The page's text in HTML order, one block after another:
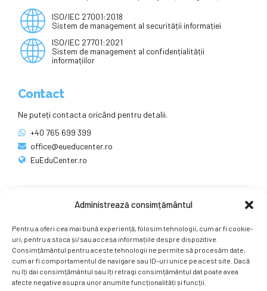
Administrează consimțământul
Pentru a oferi cea mai bună experiență, folosim tehnologii, cum ar fi cookie-
uri, pentru a stoca și/sau accesa informațiile despre dispozitive.
Consimțământul pentru aceste tehnologii ne permite să procesăm date,
cum ar fi comportamentul de navigare sau ID-uri unice pe acest site. Dacă
nu îți dai consimțământul sau îți retragi consimțământul dat poate avea
afecte negative asupra unor anumite funcționalități și funcții.
ISO/IEC 27001:2018
Sistem de management al securității informației
ISO/IEC 27701:2021
Sistem de management al confidențialității
informațiilor
Contact
Ne puteți contacta oricând pentru detalii.
+40 765 699 399
office@eueducenter.ro
EuEduCenter.ro
Ne puteți găsi și pe rețelele sociale.